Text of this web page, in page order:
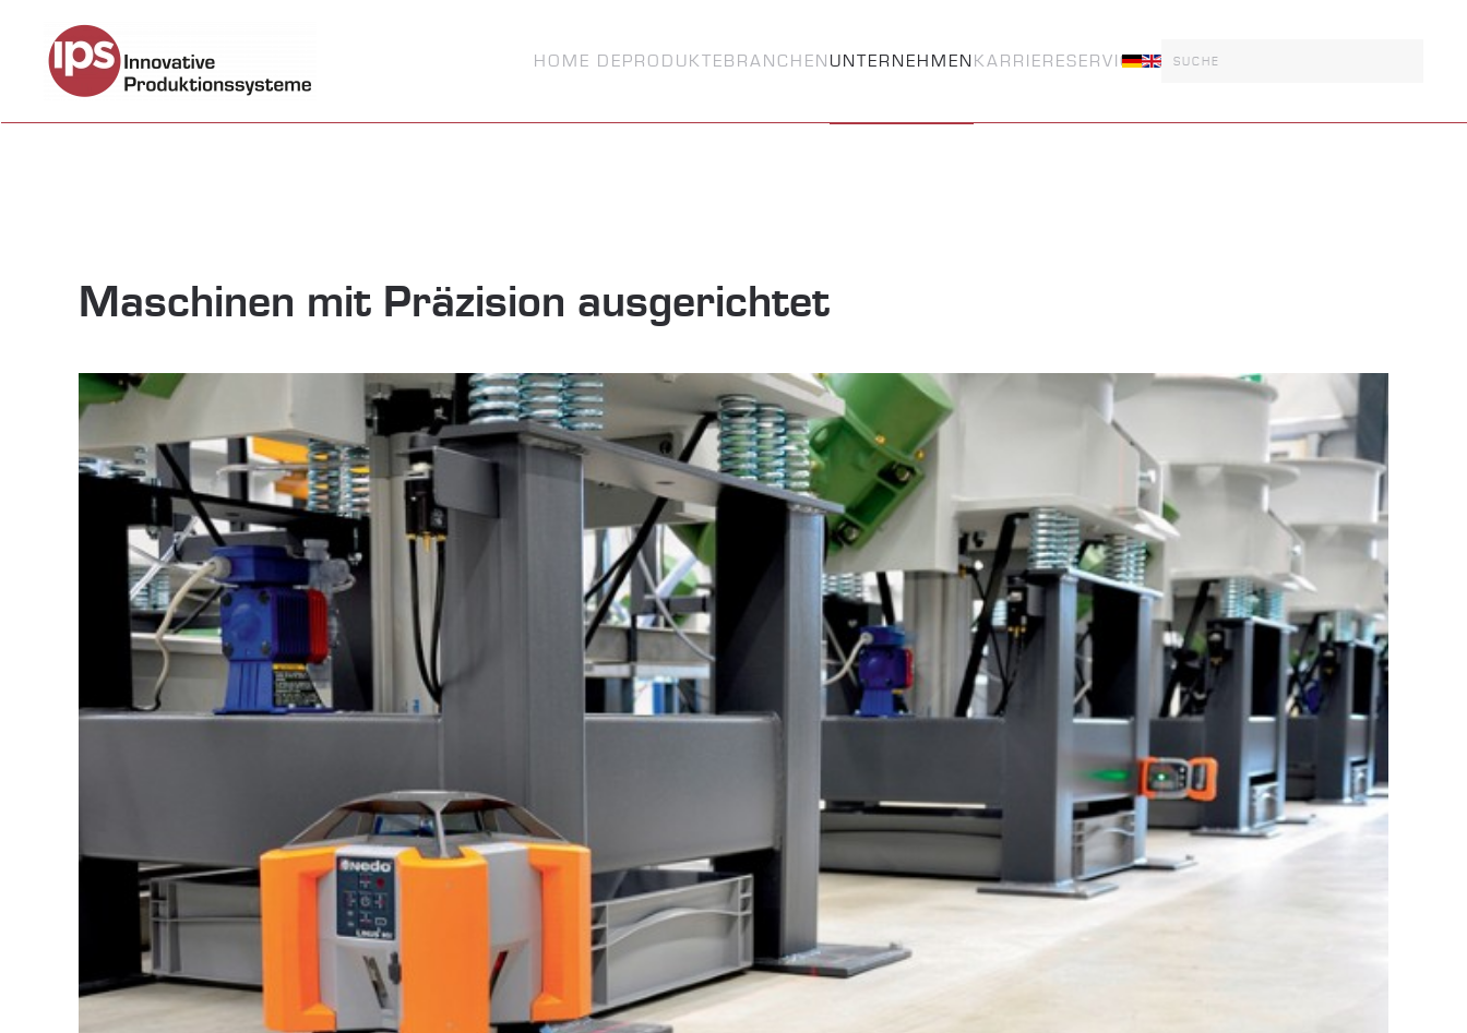
Zum Hauptinhalt springen HOME DEPRODUKTEBRANCHEN UNTERNEHMEN KARRIERESERVICE
Maschinen mit Präzision ausgerichtet